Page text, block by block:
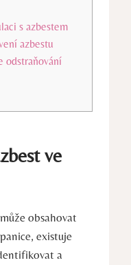
s azbestem
azbestu
odstraňování⁣
​ve
obsahovat⁤
existuje
⁣a